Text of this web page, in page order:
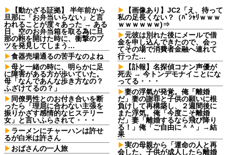
【動かざる証拠】 半年前から
旦那に「お弁当いらない」と言
われることが度々あった → ある
日、空のお弁当箱を取る為に旦
那の鞄を開けた時に、衝撃のブ
ツを発見してしまう…
食器売場通るの苦手なのよね
母と一緒の時に、明らかに足
に障害がある方が歩いていた。
母「なんであんな歩き方なの？
ふざけてるの？」
同僚男性とのお付き合いを断
ったら「理屈に合わない主張を
振りかざす感情的なヒステリー
女」と言いふらされて・・・
ラーメンにチャーハンは許せ
るが白米は許さん
おばさんの一人旅
【画像あり】JC2「え、待って
私の足長くない？（ﾊﾟｼｬﾘｗｗｗ
ｗｗｗｗｗｗ)⇒
元彼は別れた後にメールで借
金を申し込んできたので、会っ
てその場で消費者金融へ連れて
行った…
【訃報】名探偵コナン声優が
死去 → 今トンデモナイことにな
ってる・・・
妻の浮氣が発覚。俺「離婚
だ」妻の謝罪と子供の願いに根
負けして再構築し、２週間後に
また浮気。俺「今度こそ離婚
だ」妻「離婚するなら飛び降り
る！」俺「ご自由に＾＾」→結
果
実の母親から「運命の人と再
会した、子供が成人したら離婚